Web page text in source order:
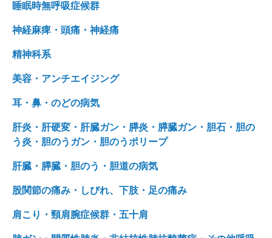
睡眠時無呼吸症候群
神経麻痺・頭痛・神経痛
精神科系
美容・アンチエイジング
耳・鼻・のどの病気
肝炎・肝硬変・肝臓ガン・膵炎・膵臓ガン・胆石・胆の
う炎・胆のうガン・胆のうポリープ
肝臓・膵臓・胆のう・胆道の病気
股関節の痛み・しびれ、下肢・足の痛み
肩こり・頸肩腕症候群・五十肩